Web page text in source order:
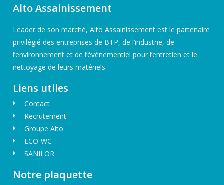
Alto Assainissement
Leader de son marché, Alto Assainissement est le partenaire
privilégié des entreprises de BTP, de l’industrie, de
l’environnement et de l’événementiel pour l’entretien et le
nettoyage de leurs matériels.
Liens utiles
Contact
Recrutement
Groupe Alto
ECO-WC
SANILOR
Notre plaquette